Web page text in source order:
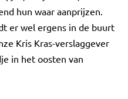
hun waar aanprijzen.
er wel ergens in de buurt
Kris Kras-verslaggever
in het oosten van